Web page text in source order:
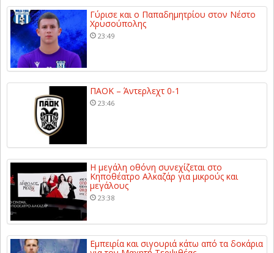
Γύρισε και ο Παπαδημητρίου στον Νέστο
Χρυσούπολης
23:49
ΠΑΟΚ – Άντερλεχτ 0-1
23:46
Η μεγάλη οθόνη συνεχίζεται στο
Κηποθέατρο Αλκαζάρ για μικρούς και
μεγάλους
23:38
Εμπειρία και σιγουριά κάτω από τα δοκάρια